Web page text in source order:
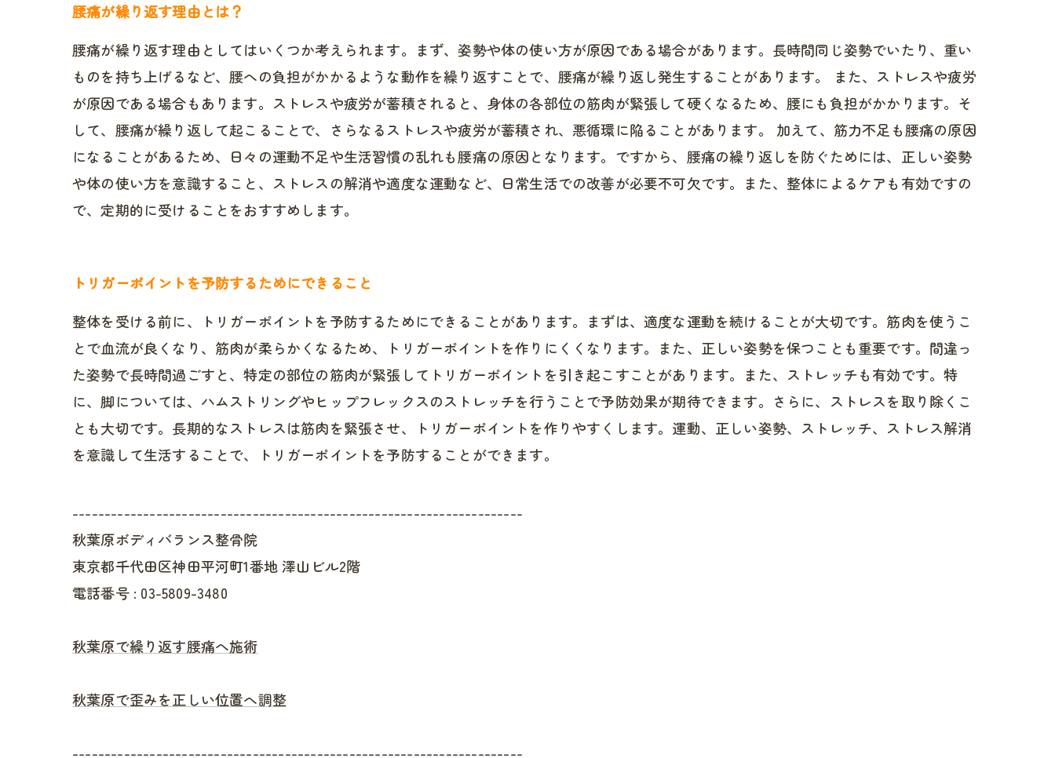
腰痛が繰り返す理由とは？
腰痛が繰り返す理由としてはいくつか考えられます。まず、姿勢や体の使い方が原因である場合があります。長時間同じ姿勢でいたり、重い
ものを持ち上げるなど、腰への負担がかかるような動作を繰り返すことで、腰痛が繰り返し発生することがあります。 また、ストレスや疲労
が原因である場合もあります。ストレスや疲労が蓄積されると、身体の各部位の筋肉が緊張して硬くなるため、腰にも負担がかかります。そ
して、腰痛が繰り返して起こることで、さらなるストレスや疲労が蓄積され、悪循環に陥ることがあります。 加えて、筋力不足も腰痛の原因
になることがあるため、日々の運動不足や生活習慣の乱れも腰痛の原因となります。ですから、腰痛の繰り返しを防ぐためには、正しい姿勢
や体の使い方を意識すること、ストレスの解消や適度な運動など、日常生活での改善が必要不可欠です。また、整体によるケアも有効ですの
で、定期的に受けることをおすすめします。
トリガーポイントを予防するためにできること
整体を受ける前に、トリガーポイントを予防するためにできることがあります。まずは、適度な運動を続けることが大切です。筋肉を使うこ
とで血流が良くなり、筋肉が柔らかくなるため、トリガーポイントを作りにくくなります。また、正しい姿勢を保つことも重要です。間違っ
た姿勢で長時間過ごすと、特定の部位の筋肉が緊張してトリガーポイントを引き起こすことがあります。また、ストレッチも有効です。特
に、脚については、ハムストリングやヒップフレックスのストレッチを行うことで予防効果が期待できます。さらに、ストレスを取り除くこ
とも大切です。長期的なストレスは筋肉を緊張させ、トリガーポイントを作りやすくします。運動、正しい姿勢、ストレッチ、ストレス解消
を意識して生活することで、トリガーポイントを予防することができます。
----------------------------------------------------------------------
秋葉原ボディバランス整骨院
東京都千代田区神田平河町1番地 澤山ビル2階
電話番号 : 03-5809-3480
秋葉原で繰り返す腰痛へ施術
秋葉原で歪みを正しい位置へ調整
----------------------------------------------------------------------